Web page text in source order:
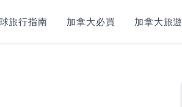
旅行指南 加拿大必買 加拿大旅遊​